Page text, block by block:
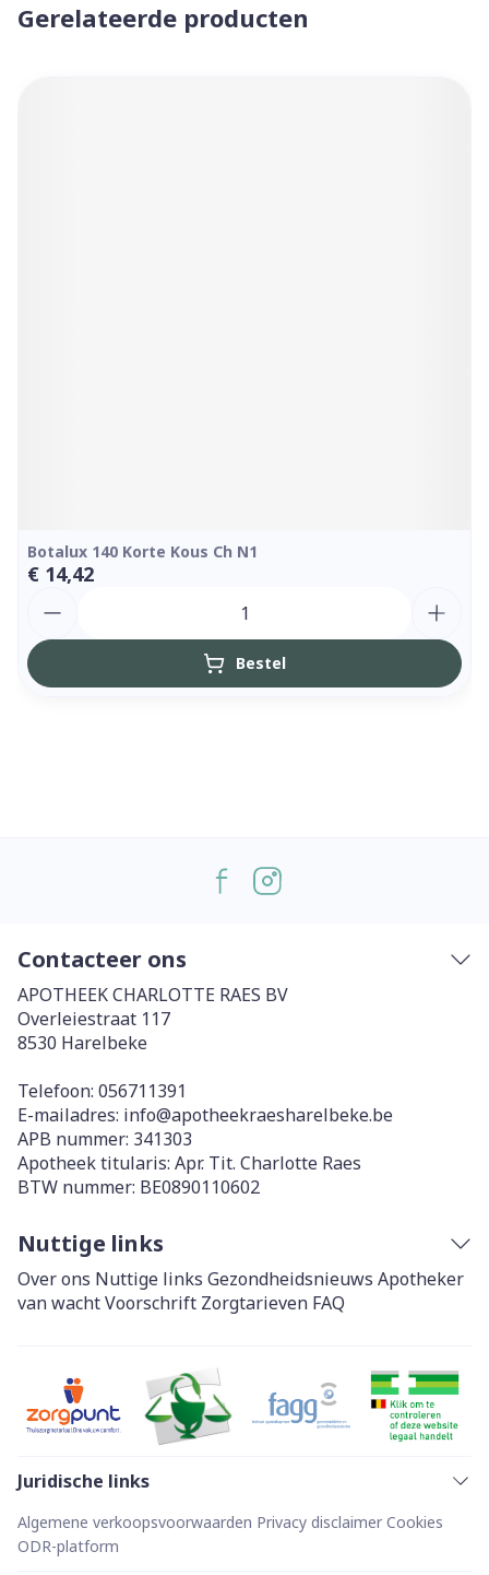
Gerelateerde producten
Botalux 140 Korte Kous Ch N1
€ 14,42
Bestel
Contacteer ons
APOTHEEK CHARLOTTE RAES BV
Overleiestraat 117
8530 Harelbeke
Telefoon: 056711391
E-mailadres: info@apotheekraesharelbeke.be
APB nummer: 341303
Apotheek titularis: Apr. Tit. Charlotte Raes
BTW nummer: BE0890110602
Nuttige links
Over ons Nuttige links Gezondheidsnieuws Apotheker
van wachtVoorschrift Zorgtarieven FAQ
Juridische links
Algemene verkoopsvoorwaarden Privacy disclaimer Cookies
ODR-platform